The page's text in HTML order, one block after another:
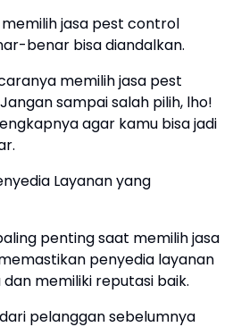
jasa pest control
benar bisa diandalkan.
memilih jasa pest
sampai salah pilih, lho!
agar kamu bisa jadi
Layanan yang
penting saat memilih jasa
penyedia layanan
memiliki reputasi baik.
pelanggan sebelumnya